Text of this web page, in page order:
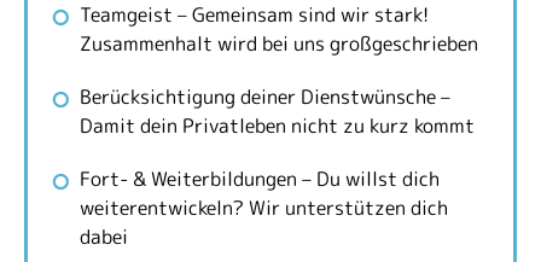
Teamgeist – Gemeinsam sind wir stark!
Zusammenhalt wird bei uns großgeschrieben
Berücksichtigung deiner Dienstwünsche –
Damit dein Privatleben nicht zu kurz kommt
Fort- & Weiterbildungen – Du willst dich
weiterentwickeln? Wir unterstützen dich
dabei